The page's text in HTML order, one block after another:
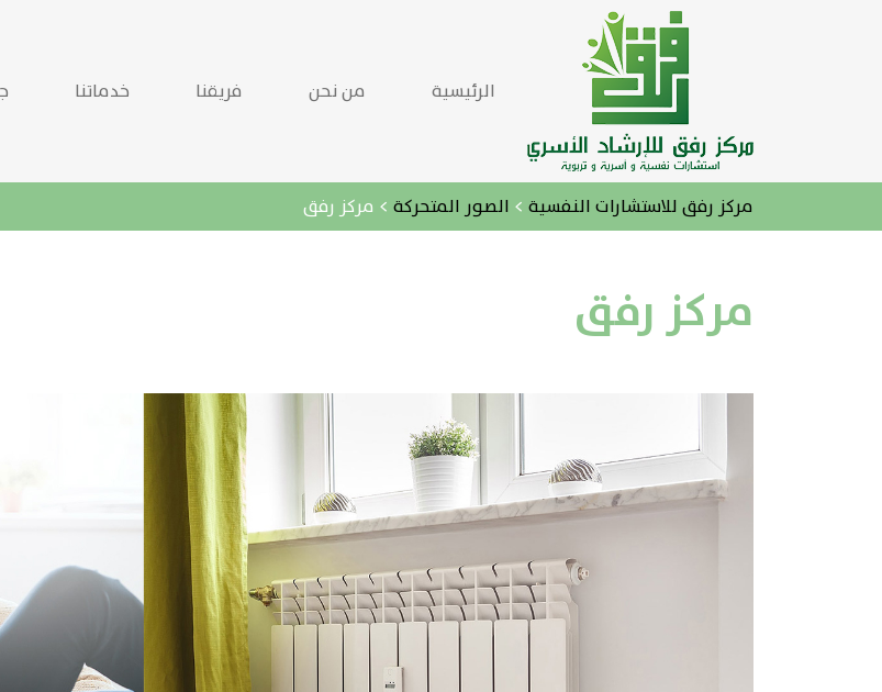
الرئيسية من نحن فريقنا خدماتنا
مركز رفق للاستشارات النفسية > الصور المتحركة > مركز رفق
مركز رفق